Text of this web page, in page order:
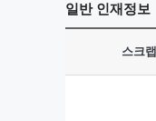
일반인재정보
스크랩